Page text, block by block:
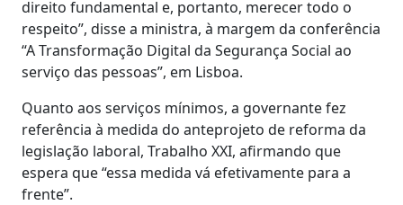
direito fundamental e, portanto, merecer todo o
respeito”, disse a ministra, à margem da conferência
“A Transformação Digital da Segurança Social ao
serviço das pessoas”, em Lisboa.
Quanto aos serviços mínimos, a governante fez
referência à medida do anteprojeto de reforma da
legislação laboral, Trabalho XXI, afirmando que
espera que “essa medida vá efetivamente para a
frente”.